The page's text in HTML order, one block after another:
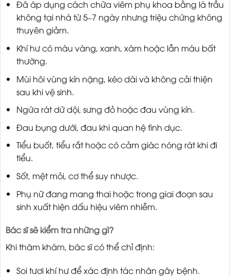
Đã áp dụng cách chữa viêm phụ khoa bằng lá trầu
không tại nhà từ 5–7 ngày nhưng triệu chứng không
thuyên giảm.
Khí hư có màu vàng, xanh, xám hoặc lẫn máu bất
thường.
Mùi hôi vùng kín nặng, kéo dài và không cải thiện
sau khi vệ sinh.
Ngứa rát dữ dội, sưng đỏ hoặc đau vùng kín.
Đau bụng dưới, đau khi quan hệ tình dục.
Tiểu buốt, tiểu rắt hoặc có cảm giác nóng rát khi đi
tiểu.
Sốt, mệt mỏi, cơ thể suy nhược.
Phụ nữ đang mang thai hoặc trong giai đoạn sau
sinh xuất hiện dấu hiệu viêm nhiễm.
Bác sĩ sẽ kiểm tra những gì?
Khi thăm khám, bác sĩ có thể chỉ định:
Soi tươi khí hư để xác định tác nhân gây bệnh.